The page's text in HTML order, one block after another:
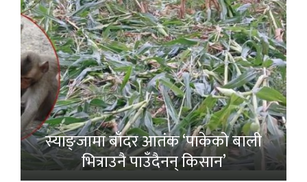
स्याङ्जामा बाँदर आतंक ‘पाकेको बाली
भित्राउनै पाउँदैनन् किसान’